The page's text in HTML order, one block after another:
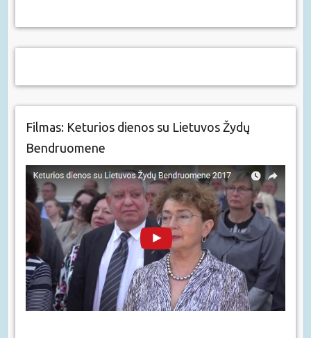
Filmas: Keturios dienos su Lietuvos Žydų
Bendruomene